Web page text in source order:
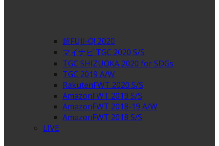
超FUJI-Q! 2020
マイナビ TGC 2020 S/S
TGC SHIZUOKA 2020 for SDGs
TGC 2019 A/W
RakutenFWT 2020 S/S
AmazonFWT 2019 S/S
AmazonFWT 2018-19 A/W
AmazonFWT 2018 S/S
LIVE